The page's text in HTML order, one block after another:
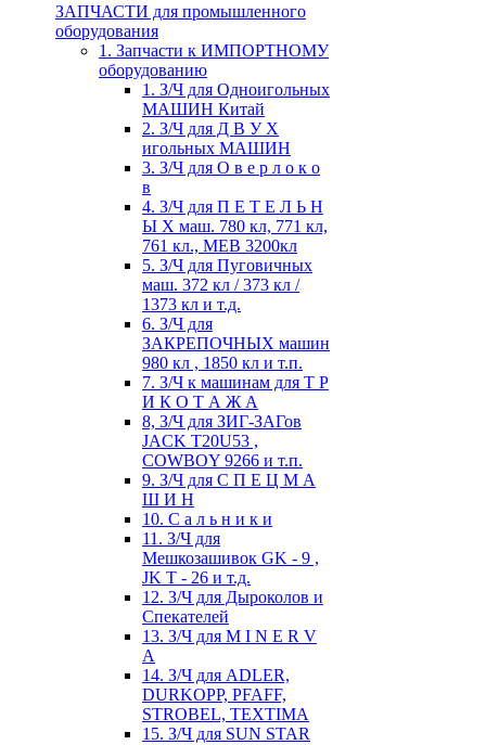
ЗАПЧАСТИ для промышленного
оборудования
1. Запчасти к ИМПОРТНОМУ
оборудованию
1. З/Ч для Одноигольных
МАШИН Китай
2. З/Ч для Д В У Х
игольных МАШИН
3. З/Ч для О в е р л о к о
в
4. З/Ч для П Е Т Е Л Ь Н
Ы Х маш. 780 кл, 771 кл,
761 кл., MEB 3200кл
5. З/Ч для Пуговичных
маш. 372 кл / 373 кл /
1373 кл и т.д.
6. З/Ч для
ЗАКРЕПОЧНЫХ машин
980 кл , 1850 кл и т.п.
7. З/Ч к машинам для Т Р
И К О Т А Ж А
8, З/Ч для ЗИГ-ЗАГов
JACK Т20U53 ,
COWBOY 9266 и т.п.
9. З/Ч для С П Е Ц М А
Ш И Н
10. С а л ь н и к и
11. З/Ч для
Мешкозашивок GK - 9 ,
JK T - 26 и т.д.
12. З/Ч для Дыроколов и
Спекателей
13. З/Ч для M I N E R V
A
14. З/Ч для ADLER,
DURKOPP, PFAFF,
STROBEL, TEXTIMA
15. З/Ч для SUN STAR